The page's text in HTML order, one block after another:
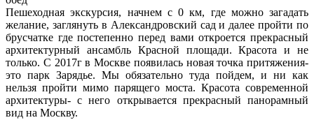
Пешеходная экскурсия, начнем с 0 км, где можно загадать
желание, заглянуть в Александровский сад и далее пройти по
брусчатке где постепенно перед вами откроется прекрасный
архитектурный ансамбль Красной площади. Красота и не
только. С 2017г в Москве появилась новая точка притяжения-
это парк Зарядье. Мы обязательно туда пойдем, и ни как
нельзя пройти мимо парящего моста. Красота современной
архитектуры- с него открывается прекрасный панорамный
вид на Москву.